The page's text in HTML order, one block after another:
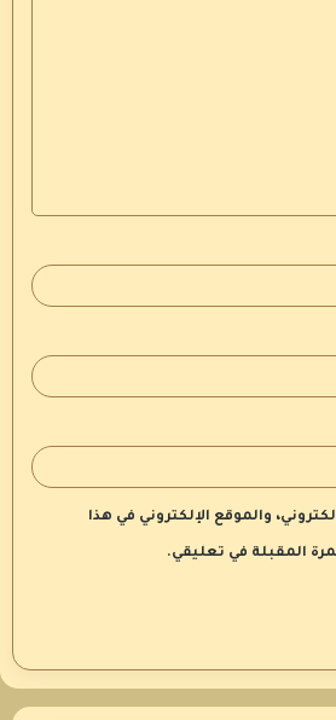
والموقع الإلكتروني في هذا
المقبلة في تعليقي.